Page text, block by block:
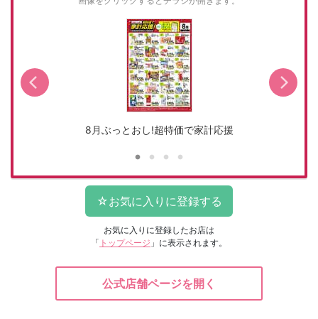
8月ぶっとおし!超特価で家計応援
お気に入りに登録したお店は
「 トップページ 」に表示されます。
公式店舗ページを開く